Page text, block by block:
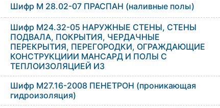
Шифр М 28.02-07 ПРАСПАН (наливные полы)
Шифр М24.32-05 НАРУЖНЫЕ СТЕНЫ, СТЕНЫ
ПОДВАЛА, ПОКРЫТИЯ, ЧЕРДАЧНЫЕ
ПЕРЕКРЫТИЯ, ПЕРЕГОРОДКИ, ОГРАЖДАЮЩИЕ
КОНСТРУКЦИИИ МАНСАРД И ПОЛЫ С
ТЕПЛОИЗОЛЯЦИЕЙ ИЗ
Шифр М27.16-2008 ПЕНЕТРОН (проникающая
гидроизоляция)